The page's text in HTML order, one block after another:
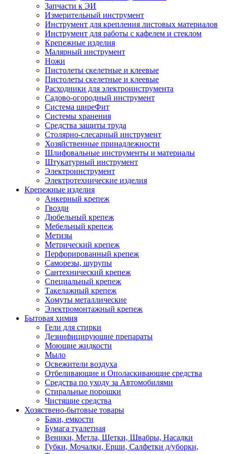
Запчасти к ЭИ
Измерительный инструмент
Инструмент для крепления листовых материалов
Инструмент для работы с кафелем и стеклом
Крепежные изделия
Малярный инструмент
Ножи
Пистолеты скелетные и клеевые
Пистолеты скелетные и клеевые
Расходники для электроинструмента
Садово-огородный инструмент
Система ширеФит
Системы хранения
Средства защиты труда
Столярно-слесарный инструмент
Хозяйственные принадлежности
Шлифовальные инструменты и материалы
Штукатурный инструмент
Электроинструмент
Электротехнические изделия
Крепежные изделия
Анкерный крепеж
Гвозди
Дюбельный крепеж
Мебельный крепеж
Метизы
Метрический крепеж
Перфорированный крепеж
Саморезы, шурупы
Сантехнический крепеж
Специальный крепеж
Такелажный крепеж
Хомуты металлические
Электромонтажный крепеж
Бытовая химия
Гели для стирки
Дезинфицирующие препараты
Моющие жидкости
Мыло
Освежители воздуха
Отбеливающие и Ополаскивающие средства
Средства по уходу за Автомобилями
Стиральные порошки
Чистящие средства
Хозяствено-бытовые товары
Баки, емкости
Бумага туалетная
Веники, Метла, Щетки, Швабры, Насадки
Губки, Мочалки, Ерши, Салфетки д/уборки,